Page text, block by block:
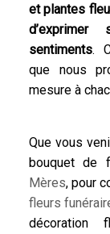
et plantes
sentiments.
que nous
mesure à
Que vous
bouquet de
Mères, pour
fleurs
décoration